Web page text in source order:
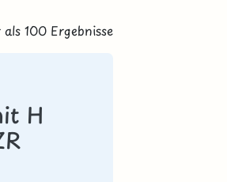
als 100 Ergebnisse
H